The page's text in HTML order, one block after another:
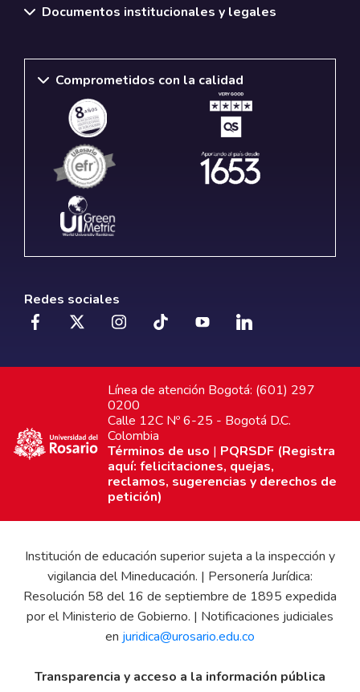
Documentos institucionales y legales
Comprometidos con la calidad
Redes sociales
Línea de atención Bogotá: (601) 297
0200
Calle 12C Nº 6-25 - Bogotá D.C.
Colombia
Términos de uso | PQRSDF (Registra
aquí: felicitaciones, quejas,
reclamos, sugerencias y derechos de
petición)
Institución de educación superior sujeta a la inspección y
vigilancia del Mineducación. | Personería Jurídica:
Resolución 58 del 16 de septiembre de 1895 expedida
por el Ministerio de Gobierno. | Notificaciones judiciales
en juridica@urosario.edu.co
Transparencia y acceso a la información pública